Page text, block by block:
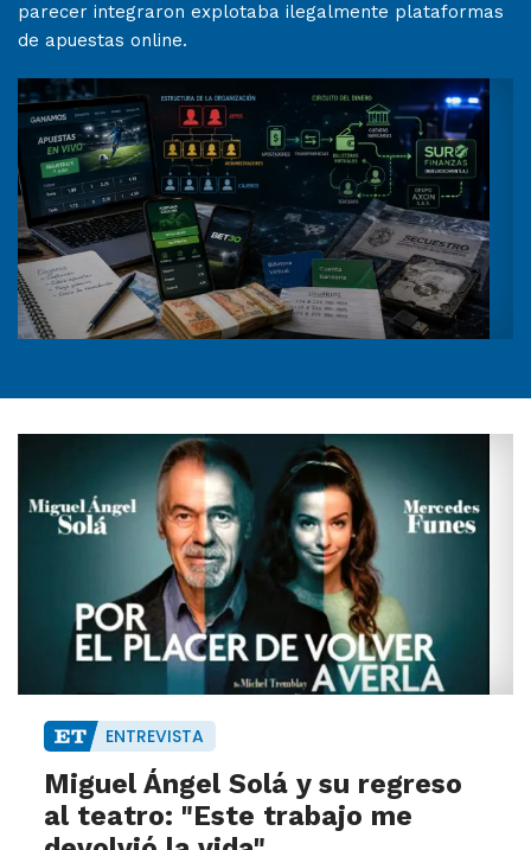
parecer integraron explotaba ilegalmente plataformas
de apuestas online.
ENTREVISTA
Miguel Ángel Solá y su regreso
al teatro: "Este trabajo me